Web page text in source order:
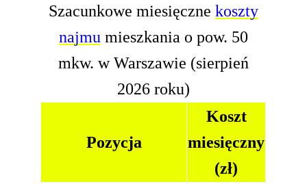
Szacunkowe miesięczne koszty
najmumieszkania o pow. 50
mkw. w Warszawie (sierpień
2026 roku)
Pozycja
Koszt
miesięczny
(zł)